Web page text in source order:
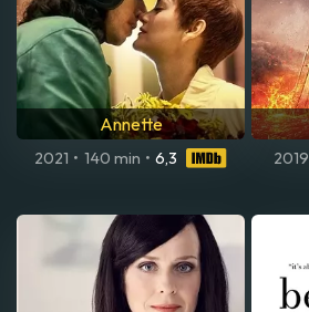
Annette
2021 • 140 min • 6,3 2019